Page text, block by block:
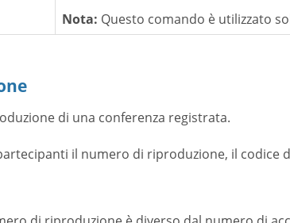
Nota: Questo comando è utilizzato
di una conferenza registrata.
il ​​numero di riproduzione, il codice